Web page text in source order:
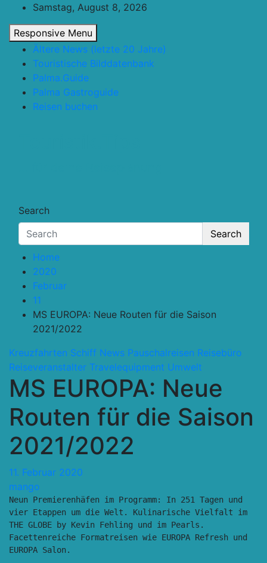
content
Samstag, August 8, 2026
Responsive Menu
Ältere News (letzte 20 Jahre)
Touristische Bilddatenbank
Palma.Guide
Palma Gastroguide
Reisen buchen
Search
Search
Home
2020
Februar
11
MS EUROPA: Neue Routen für die Saison
2021/2022
Kreuzfahrten Schiff News Pauschalreisen Reisebüro
Reiseveranstalter Travelequipment Umwelt
MS EUROPA: Neue
Routen für die Saison
2021/2022
11. Februar 2020
mango
Neun Premierenhäfen im Programm: In 251 Tagen und
vier Etappen um die Welt. Kulinarische Vielfalt im
THE GLOBE by Kevin Fehling und im Pearls.
Facettenreiche Formatreisen wie EUROPA Refresh und
EUROPA Salon.